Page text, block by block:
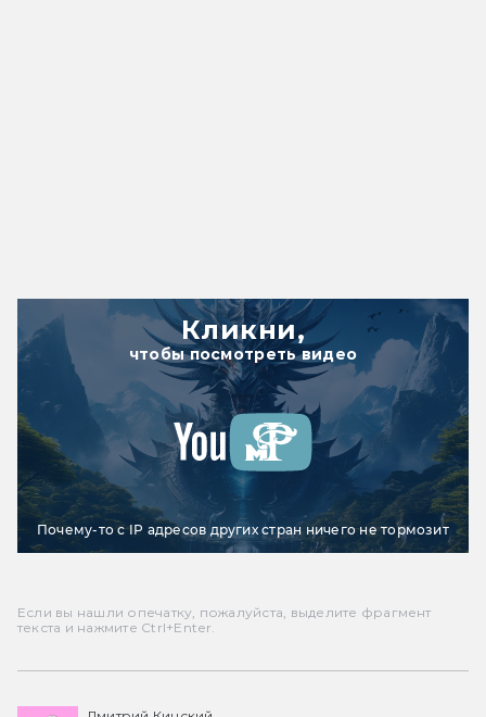
Кликни,
чтобы посмотреть видео
Почему-то с IP адресов других стран ничего не тормозит
Если вы нашли опечатку, пожалуйста, выделите фрагмент
текста и нажмите Ctrl+Enter.